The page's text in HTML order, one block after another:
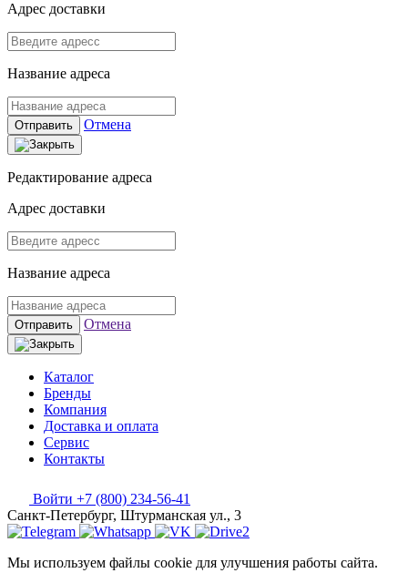
Адрес доставки
Название адреса
Отправить Отмена
Редактирование адреса
Адрес доставки
Название адреса
Отправить Отмена
Каталог
Бренды
Компания
Доставка и оплата
Сервис
Контакты
Войти +7 (800) 234-56-41
Санкт-Петербург, Штурманская ул., 3
Мы используем файлы cookie для улучшения работы сайта.